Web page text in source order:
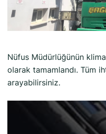
Nüfus Müdürlüğünün
olarak tamamlandı. Tüm
arayabilirsiniz.